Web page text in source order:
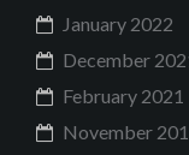
January 2022
December
February 2021
November